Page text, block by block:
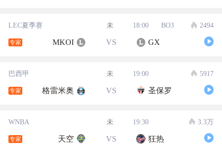
LEC夏季赛 未 18:00 BO3 2494
专家 MKOI VS GX
巴西甲 未 19:00 5917
专家 格雷米奥 VS 圣保罗
WNBA 未 19:30 3.3万
专家 天空 VS 狂热